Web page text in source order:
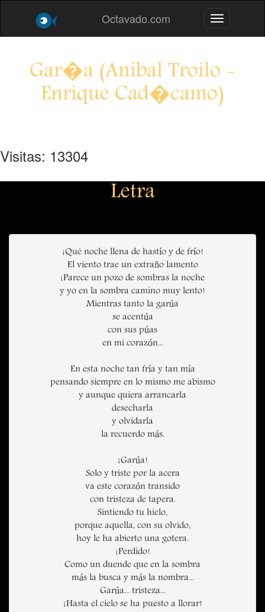
Octavado.com Toggle
Gar�a (Anibal Troilo -
Enrique Cad�camo)
Visitas: 13304
Letra
¡Qué noche llena de hastío y de frío!
El viento trae un extraño lamento
¡Parece un pozo de sombras la noche
y yo en la sombra camino muy lento!
Mientras tanto la garúa
se acentúa
con sus púas
en mi corazón...
En esta noche tan fría y tan mía
pensando siempre en lo mismo me abismo
y aunque quiera arrancarla
desecharla
y olvidarla
la recuerdo más.
¡Garúa!
Solo y triste por la acera
va este corazón transido
con tristeza de tapera.
Sintiendo tu hielo,
porque aquella, con su olvido,
hoy le ha abierto una gotera.
¡Perdido!
Como un duende que en la sombra
más la busca y más la nombra...
Garúa... tristeza...
¡Hasta el cielo se ha puesto a llorar!